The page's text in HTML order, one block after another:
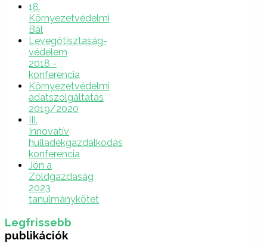
18.
Környezetvédelmi
Bál
Levegőtisztaság-
védelem
2018 -
konferencia
Környezetvédelmi
adatszolgáltatás
2019/2020
III.
Innovatív
hulladékgazdálkodás
konferencia
Jön a
Zöldgazdaság
2023
tanulmánykötet
Legfrissebb
publikációk